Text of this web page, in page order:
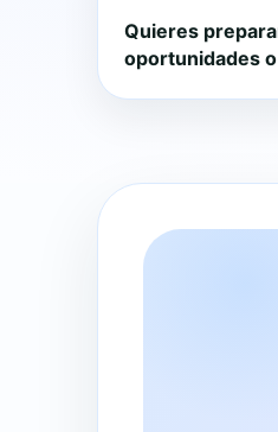
Quieres
oportunidades